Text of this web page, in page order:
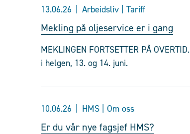
13.06.26 Arbeidsliv | Tariff
Mekling på oljeservice er i gang
MEKLINGEN FORTSETTER PÅ
i helgen, 13. og 14. juni.
10.06.26 HMS | Om oss
Er du vår nye fagsjef HMS?